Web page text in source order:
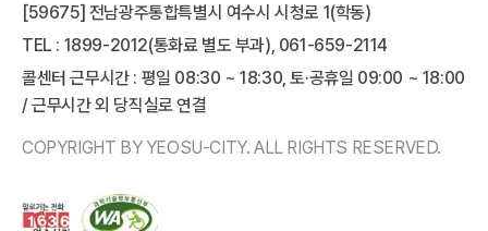
[59675] 전남광주통합특별시 여수시 시청로 1(학동)
TEL : 1899-2012(통화료 별도 부과), 061-659-2114
콜센터 근무시간 : 평일 08:30 ~ 18:30, 토·공휴일 09:00 ~ 18:00
/ 근무시간 외 당직실로 연결
COPYRIGHT BY YEOSU-CITY. ALL RIGHTS RESERVED.